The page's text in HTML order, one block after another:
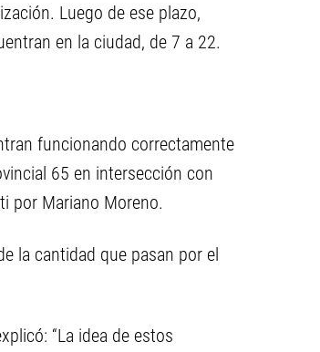
Luego de ese plazo,
en la ciudad, de 7 a 22.
funcionando correctamente
65 en intersección con
por Mariano Moreno.
la cantidad que pasan por el
“La idea de estos